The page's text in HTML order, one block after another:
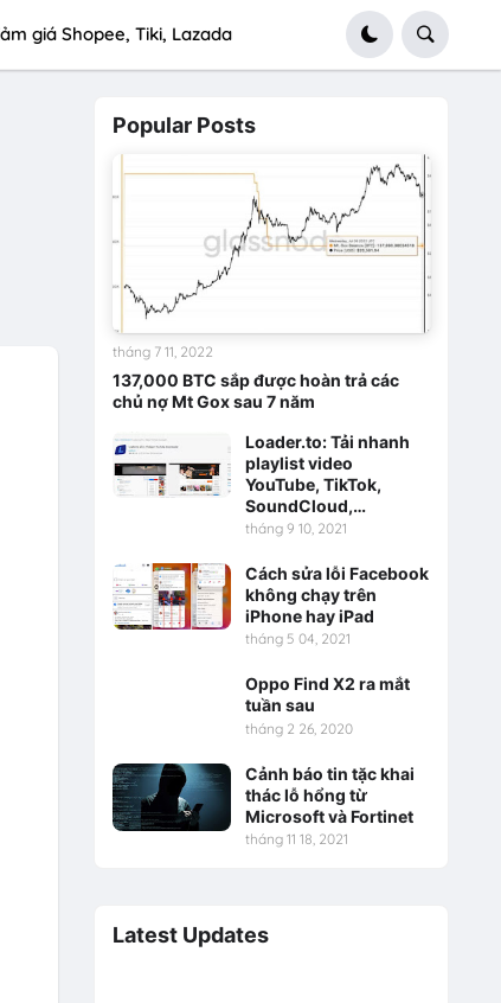
giá Shopee, Tiki, Lazada
Popular Posts
137,000 BTC sắp được hoàn trả các
chủ nợ Mt Gox sau 7 năm
tháng 7 11, 2022
Loader.to: Tải nhanh
playlist video
YouTube, TikTok,
SoundCloud,…
tháng 9 10, 2021
Cách sửa lỗi Facebook
không chạy trên
iPhone hay iPad
tháng 5 04, 2021
Oppo Find X2 ra mắt
tuần sau
tháng 2 26, 2020
Cảnh báo tin tặc khai
thác lỗ hổng từ
Microsoft và Fortinet
tháng 11 18, 2021
Latest Updates